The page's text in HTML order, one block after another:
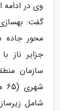
وی در ادامه
گفت:
محور جاده
سازمان
شامل